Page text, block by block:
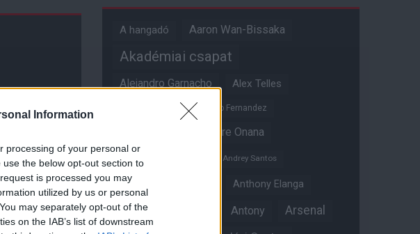
Information
processing of your personal or
the below opt-out section to
is processed you may
utilized by us or personal
may separately opt-out of the
on the IAB’s list of downstream
A hangadó Aaron Wan-Bissaka
Akadémiai csapat
Alejandro Garnacho Alex Telles
Alvaro Fernandez
Andre Onana
Andreas Pereira
Andrey Santos
Angol válogatott Anthony Elanga
Anthony Martial Antony Arsenal